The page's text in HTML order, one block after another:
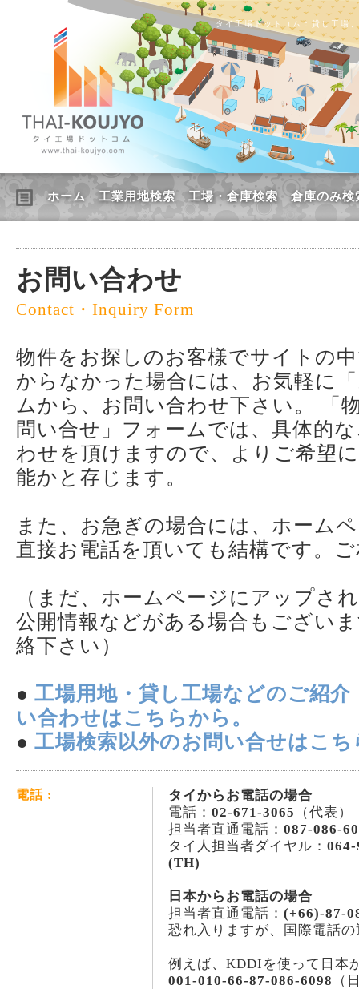
タイ工場ドットコム：貸し工場
ホーム 工業用地検索 工場・倉庫検索 倉庫のみ検
お問い合わせ
Contact・Inquiry Form
物件をお探しのお客様でサイトの
からなかった場合には、お気軽に
ムから、お問い合わせ下さい。 「
問い合せ」フォームでは、具体的
わせを頂けますので、よりご希望
能かと存じます。
また、お急ぎの場合には、ホーム
直接お電話を頂いても結構です。
（まだ、ホームページにアップさ
公開情報などがある場合もござい
絡下さい）
● 工場用地・貸し工場などのご紹
い合わせはこちらから。
● 工場検索以外のお問い合せはこち
電話 :
タイからお電話の場合
電話： 02-671-3065 （代表）
担当者直通電話： 087-086-
タイ人担当者ダイヤル：
(TH)
日本からお電話の場合
担当者直通電話： (+66)-87-
恐れ入りますが、国際電話
例えば、KDDIを使って日本
001-010-66-87-086-6098 （